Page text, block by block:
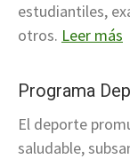
estudiantiles,
otros. Leer más
Programa
El deporte
saludable,